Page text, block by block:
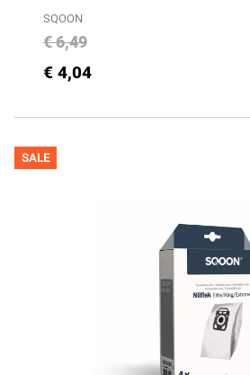
SQOON
€ 6,49
€ 4,04
SALE